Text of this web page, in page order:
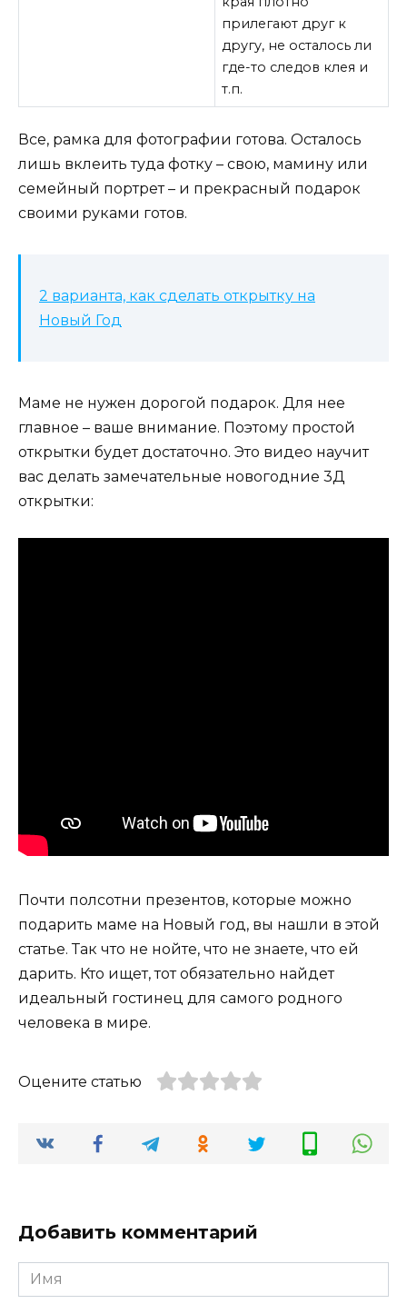
прилегают друг к
другу, не осталось ли
где-то следов клея и
т.п.
Все, рамка для фотографии готова. Осталось
лишь вклеить туда фотку – свою, мамину или
семейный портрет – и прекрасный подарок
своими руками готов.
2 варианта, как сделать открытку на
Новый Год
Маме не нужен дорогой подарок. Для нее
главное – ваше внимание. Поэтому простой
открытки будет достаточно. Это видео научит
вас делать замечательные новогодние 3Д
открытки:
Почти полсотни презентов, которые можно
подарить маме на Новый год, вы нашли в этой
статье. Так что не нойте, что не знаете, что ей
дарить. Кто ищет, тот обязательно найдет
идеальный гостинец для самого родного
человека в мире.
Оцените статью
Добавить комментарий
Имя
*